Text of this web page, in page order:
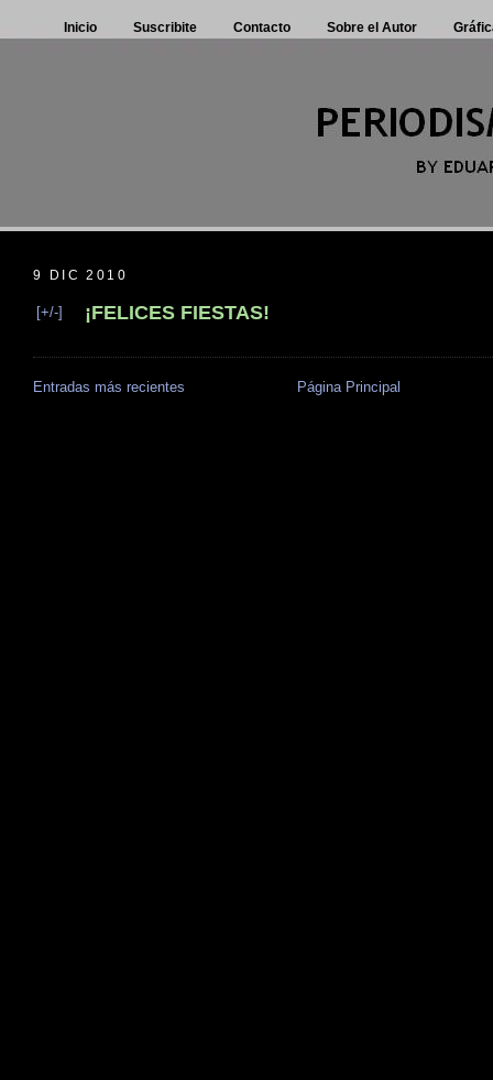
Inicio Suscribite Contacto Sobre el Autor
9 DIC 2010
[+/-] ¡FELICES FIESTAS!
Entradas más recientes Página Principal